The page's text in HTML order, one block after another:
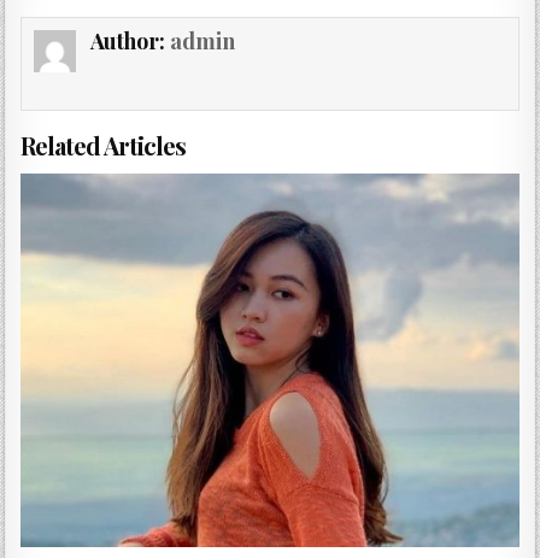
Author: admin
Related Articles